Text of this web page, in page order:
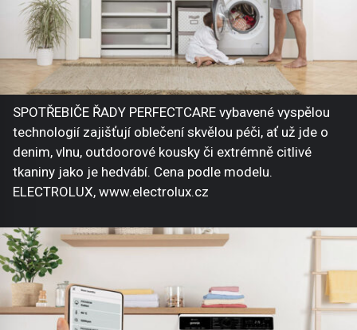
SPOTŘEBIČE ŘADY PERFECTCARE vybavené vyspělou
technologií zajišťují oblečení skvělou péči, ať už jde o
denim, vlnu, outdoorové kousky či extrémně citlivé
tkaniny jako je hedvábí. Cena podle modelu.
ELECTROLUX, www.electrolux.cz